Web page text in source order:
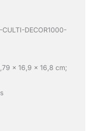
DECOR1000-
x 16,9 x 16,8 cm;